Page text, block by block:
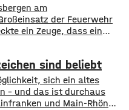
am
der Feuerwehr
ein Zeuge, dass ein
Wald brannten.
löste Großalarm aus.
brachten den
sind beliebt
sich ein altes
– und das ist durchaus
und Main-Rhön